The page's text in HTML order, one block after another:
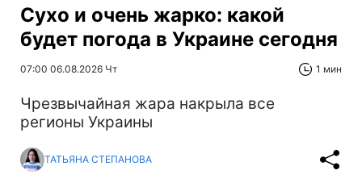
Сухо и очень жарко: какой
будет погода в Украине сегодня
07:00 06.08.2026 Чт 1 мин
Чрезвычайная жара накрыла все
регионы Украины
ТАТЬЯНА СТЕПАНОВА